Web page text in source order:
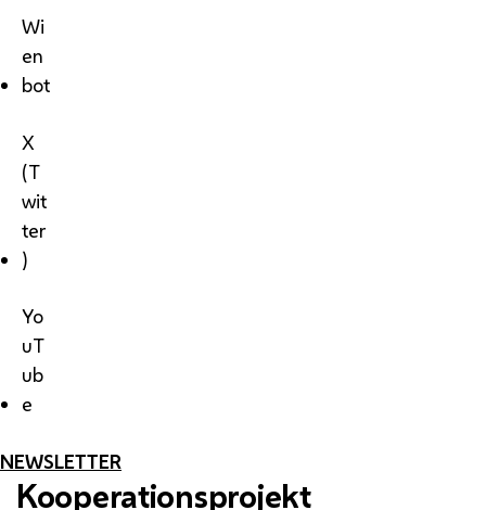
Wi
en
bot
X
(T
wit
ter
)
Yo
uT
ub
e
NEWSLETTER
Kooperationsprojekt